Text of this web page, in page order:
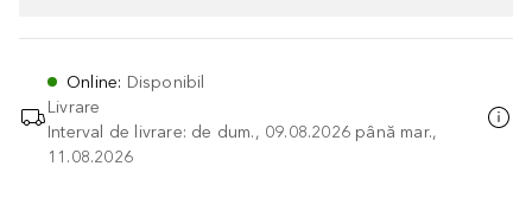
Online: Disponibil
Livrare
Interval de livrare: de dum., 09.08.2026 până mar.,
11.08.2026